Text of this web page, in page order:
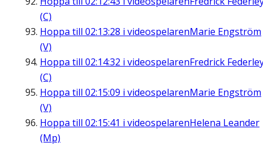
(C)
Hoppa till 02:13:28 i videospelarenMarie Engström
(V)
Hoppa till 02:14:32 i videospelarenFredrick
(C)
Hoppa till 02:15:09 i videospelarenMarie Engström
(V)
Hoppa till 02:15:41 i videospelarenHelena Leander
(Mp)